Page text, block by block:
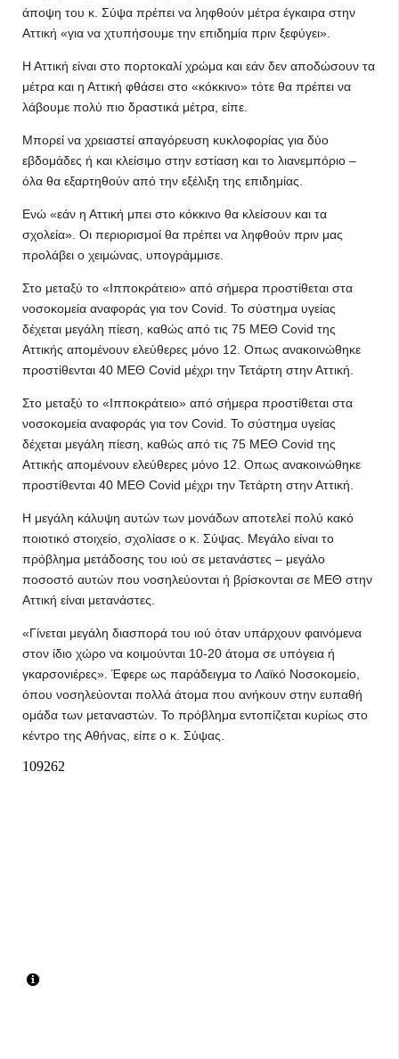
άποψη του κ. Σύψα πρέπει να ληφθούν μέτρα έγκαιρα στην
Αττική «για να χτυπήσουμε την επιδημία πριν ξεφύγει».
Η Αττική είναι στο πορτοκαλί χρώμα και εάν δεν αποδώσουν τα
μέτρα και η Αττική φθάσει στο «κόκκινο» τότε θα πρέπει να
λάβουμε πολύ πιο δραστικά μέτρα, είπε.
Μπορεί να χρειαστεί απαγόρευση κυκλοφορίας για δύο
εβδομάδες ή και κλείσιμο στην εστίαση και το λιανεμπόριο –
όλα θα εξαρτηθούν από την εξέλιξη της επιδημίας.
Ενώ «εάν η Αττική μπει στο κόκκινο θα κλείσουν και τα
σχολεία». Οι περιορισμοί θα πρέπει να ληφθούν πριν μας
προλάβει ο χειμώνας, υπογράμμισε.
Στο μεταξύ το «Ιπποκράτειο» από σήμερα προστίθεται στα
νοσοκομεία αναφοράς για τον Covid. Το σύστημα υγείας
δέχεται μεγάλη πίεση, καθώς από τις 75 ΜΕΘ Covid της
Αττικής απομένουν ελεύθερες μόνο 12. Οπως ανακοινώθηκε
προστίθενται 40 ΜΕΘ Covid μέχρι την Τετάρτη στην Αττική.
Στο μεταξύ το «Ιπποκράτειο» από σήμερα προστίθεται στα
νοσοκομεία αναφοράς για τον Covid. Το σύστημα υγείας
δέχεται μεγάλη πίεση, καθώς από τις 75 ΜΕΘ Covid της
Αττικής απομένουν ελεύθερες μόνο 12. Οπως ανακοινώθηκε
προστίθενται 40 ΜΕΘ Covid μέχρι την Τετάρτη στην Αττική.
Η μεγάλη κάλυψη αυτών των μονάδων αποτελεί πολύ κακό
ποιοτικό στοιχείο, σχολίασε ο κ. Σύψας. Μεγάλο είναι το
πρόβλημα μετάδοσης του ιού σε μετανάστες – μεγάλο
ποσοστό αυτών που νοσηλεύονται ή βρίσκονται σε ΜΕΘ στην
Αττική είναι μετανάστες.
«Γίνεται μεγάλη διασπορά του ιού όταν υπάρχουν φαινόμενα
στον ίδιο χώρο να κοιμούνται 10-20 άτομα σε υπόγεια ή
γκαρσονιέρες». Έφερε ως παράδειγμα το Λαϊκό Νοσοκομείο,
όπου νοσηλεύονται πολλά άτομα που ανήκουν στην ευπαθή
ομάδα των μεταναστών. Το πρόβλημα εντοπίζεται κυρίως στο
κέντρο της Αθήνας, είπε ο κ. Σύψας.